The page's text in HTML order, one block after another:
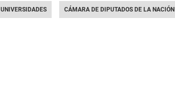
UNIVERSIDADES CÁMARA DE DIPUTADOS DE LA NACIÓN